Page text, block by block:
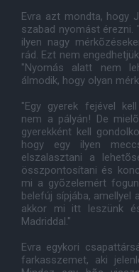
Evra azt mondta, hogy
szabad nyomást érezni.
ilyen nagy
rád. Ezt nem
"Nyomás alatt nem
álmodik, hogy olyan
"Egy gyerek fejével
nem a pályán! De
gyerekként kell
hogy egy ilyen
elszalasztani a
összpontosítani és
mi a gyõzelemért
belefúj sípjába, amellyel
akkor mi itt leszünk
Madriddal."
Evra egykori
farkasszemet, aki